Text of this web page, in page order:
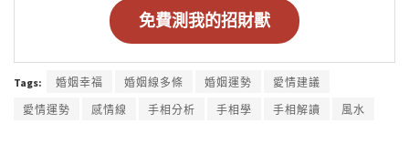
免費測我的招財獸
Tags: 婚姻幸福 婚姻線多條 婚姻運勢
愛情建議
愛情運勢
感情線 手相分析 手相學 手相解讀 風水